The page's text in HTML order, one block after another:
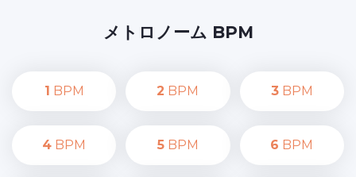
メトロノーム BPM
1 BPM 2 BPM 3BPM
4 BPM 5BPM 6 BPM